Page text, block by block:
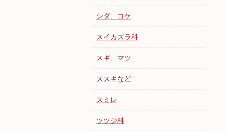
シダ、コケ
スイカズラ科
スギ、マツ
ススキなど
スミレ
ツツジ科